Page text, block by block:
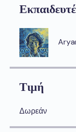
Τιμή
Δωρεάν